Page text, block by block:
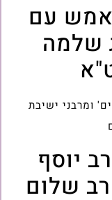
אמש עם
שלמה
ומרבני ישיבת
יוסף
שלום